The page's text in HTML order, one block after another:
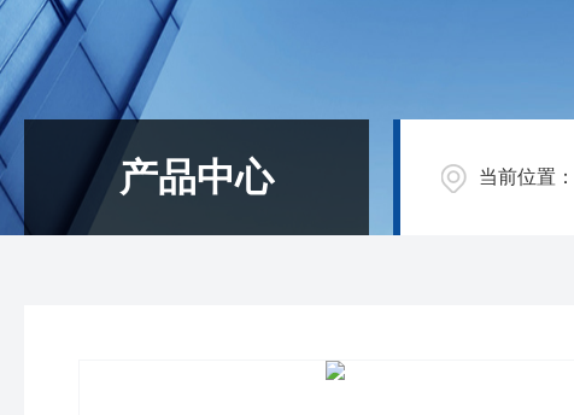
产品中心 当前位置：